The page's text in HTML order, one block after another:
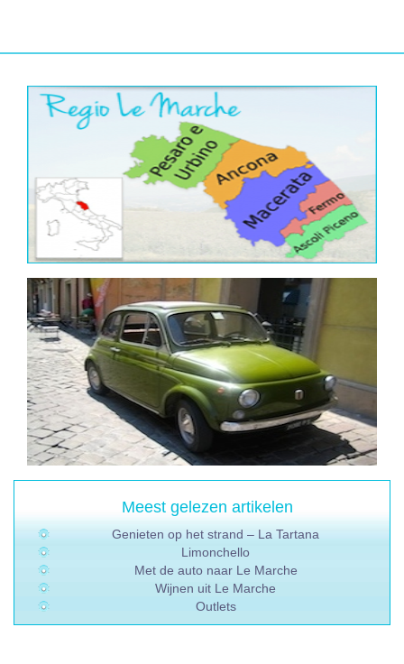
Meest gelezen artikelen
Genieten op het strand – La Tartana
Limonchello
Met de auto naar Le Marche
Wijnen uit Le Marche
Outlets